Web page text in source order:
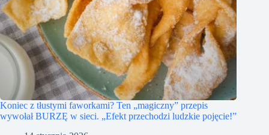
Koniec z tłustymi faworkami? Ten „magiczny” przepis
wywołał BURZĘ w sieci. „Efekt przechodzi ludzkie pojęcie!”